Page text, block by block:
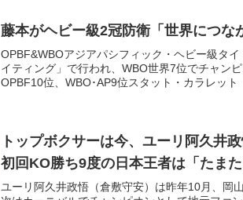
藤本がヘビー級2冠防衛「世界につな
OPBF&WBOアジアパシフィック・ヘビー級タ
イティング」で行われ、WBO世界7位でチャン
OPBF10位、WBO･AP9位スタット・カラレット
トップボクサーは今、ユーリ阿久井
初回KO勝ち9度の日本王者は「たまた
ユーリ阿久井政悟（倉敷守安）は昨年10月、岡